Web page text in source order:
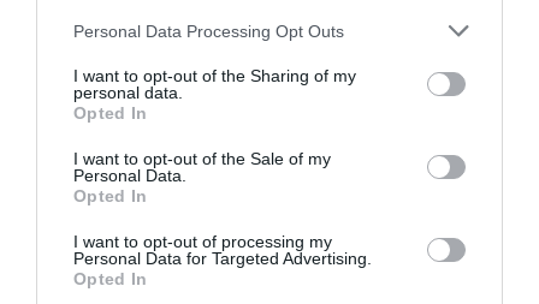
Please note that this website/app uses one or more Google
not limited to your visit or usage behaviour. You may click to
grant or deny consent to Google and its third-party tags to
use your data for below specified purposes in below Google
consent section.
Personal Data Processing Opt Outs
I want to opt-out of the Sharing of my
personal data.
Opted In
I want to opt-out of the Sale of my
Personal Data.
Opted In
I want to opt-out of processing my
Personal Data for Targeted Advertising.
Opted In
ΠΟΛΙΤΙΚΗ
Χατζηδάκης: “Άκυρες από 1η
Οκτωβρίου οι εγκύκλιοι που δεν
δημοσίευσή τους στις ιστοσελίδες
των φορέων που τις εκδίδουν”